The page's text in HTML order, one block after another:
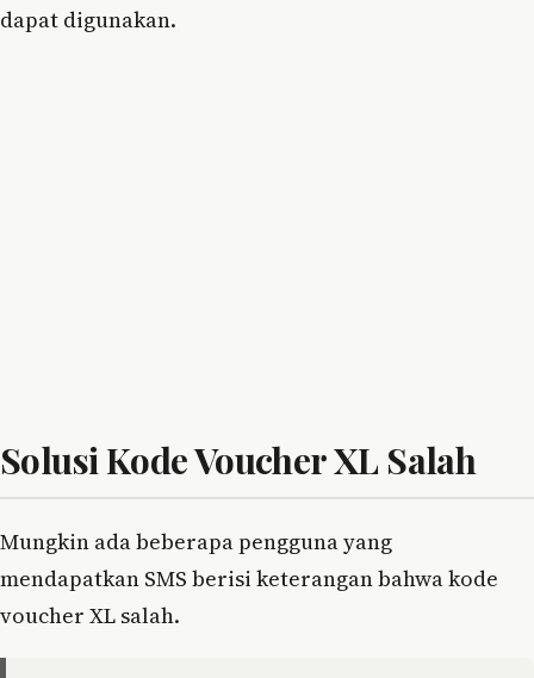
dapat digunakan.
Solusi Kode Voucher XL Salah
Mungkin ada beberapa pengguna yang
mendapatkan SMS berisi keterangan bahwa kode
voucher XL salah.